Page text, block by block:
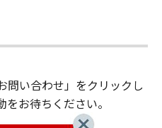
問い合わせ」をクリックし
お待ちください。